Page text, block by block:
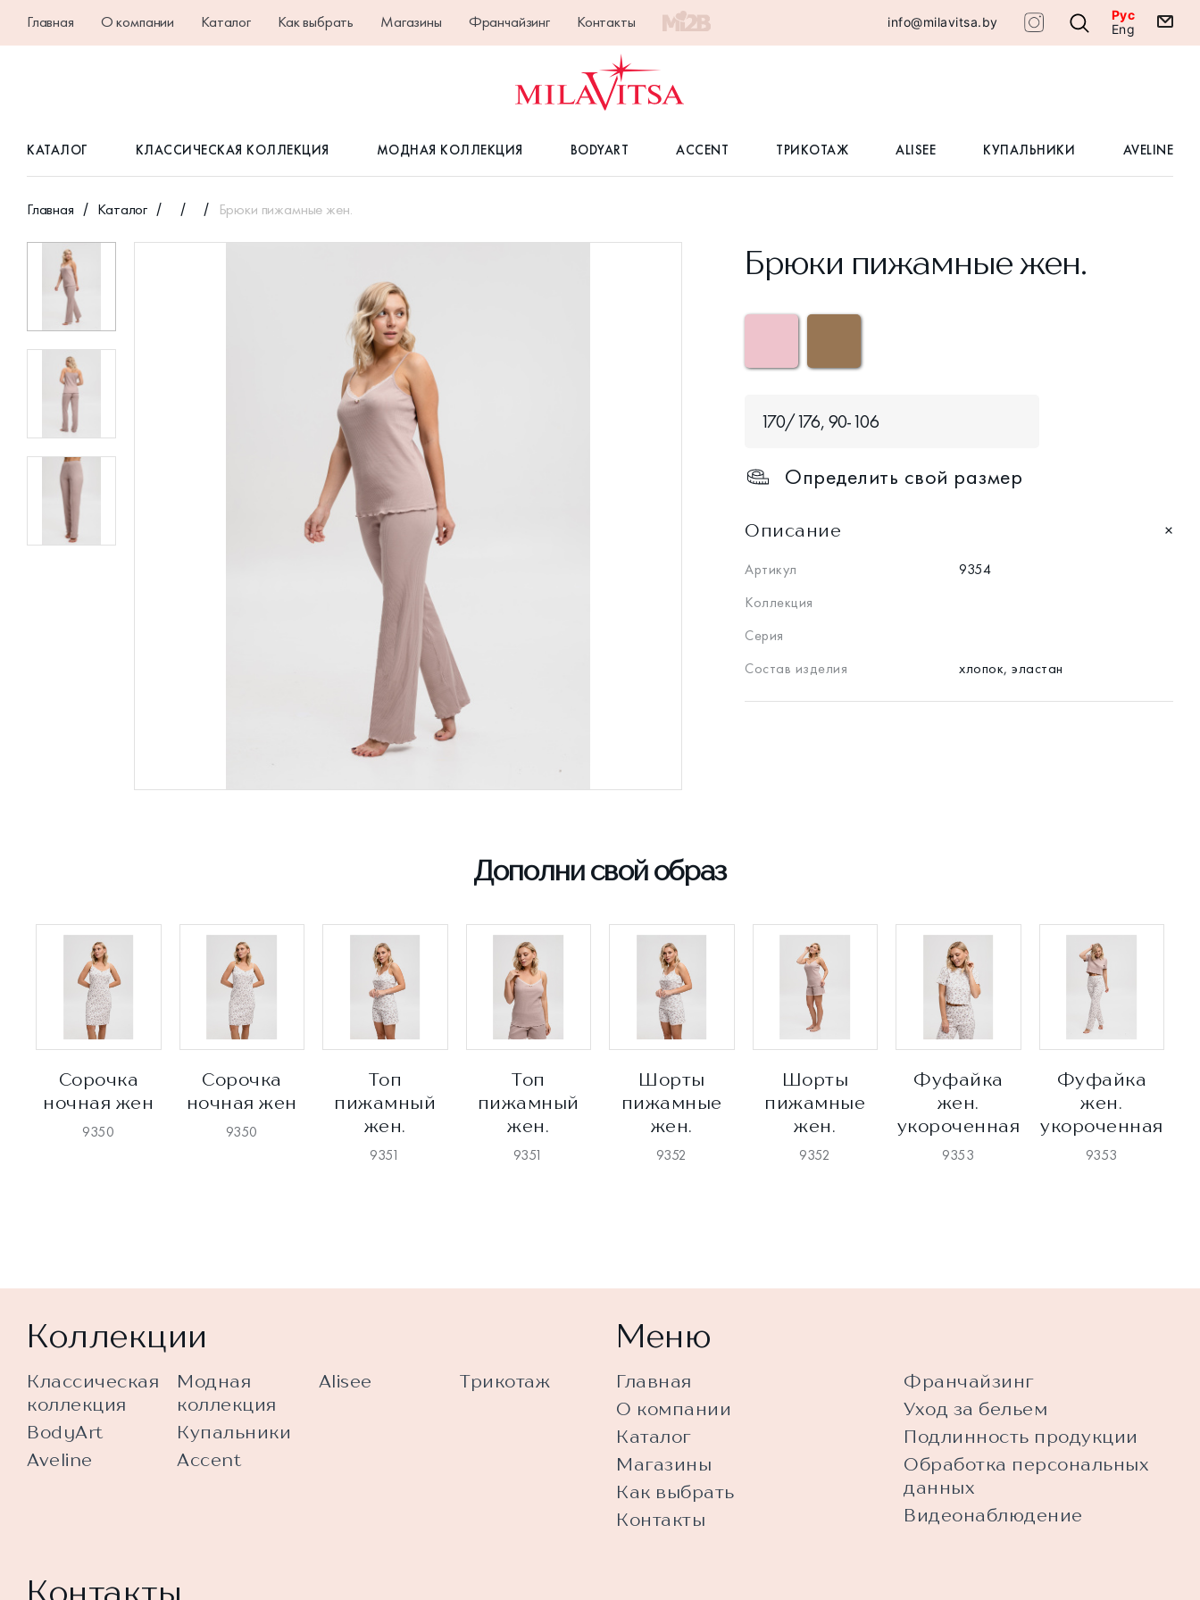
Главная О компании Каталог Как выбрать Магазины Франчайзинг Контакты info@milavitsa.by
Рус
Eng
КАТАЛОГ КЛАССИЧЕСКАЯ КОЛЛЕКЦИЯ МОДНАЯ КОЛЛЕКЦИЯ BODYART ACCENT ТРИКОТАЖ ALISEE КУПАЛЬНИКИ AVELINE
Главная Каталог Брюки пижамные жен.
Брюки пижамные жен.
170/176, 90-106
Определить свой размер
Описание
Артикул
9354
Коллекция
Серия
Состав изделия
хлопок, эластан
Дополни свой образ
Сорочка
ночная жен
9350
Сорочка
ночная жен
9350
Топ
пижамный
жен.
9351
Топ
пижамный
жен.
9351
Шорты
пижамные
жен.
9352
Шорты
пижамные
жен.
9352
Фуфайка
жен.
укороченная
9353
Фуфайка
жен.
укороченная
9353
Коллекции
Классическая
коллекция
BodyArt
Aveline
Модная
коллекция
Купальники
Accent
Alisee Трикотаж
Меню
Главная
О компании
Каталог
Магазины
Как выбрать
Контакты
Франчайзинг
Уход за бельем
Подлинность продукции
Обработка персональных
данных
Видеонаблюдение
Контакты